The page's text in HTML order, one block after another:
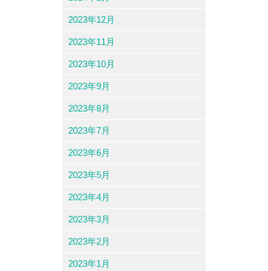
2023年12月
2023年11月
2023年10月
2023年9月
2023年8月
2023年7月
2023年6月
2023年5月
2023年4月
2023年3月
2023年2月
2023年1月